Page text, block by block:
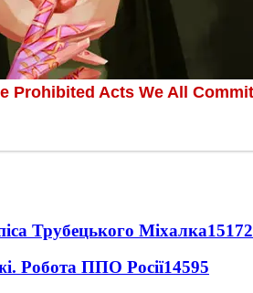
Трубецького Міхалка15172
Робота ППО Росії14595